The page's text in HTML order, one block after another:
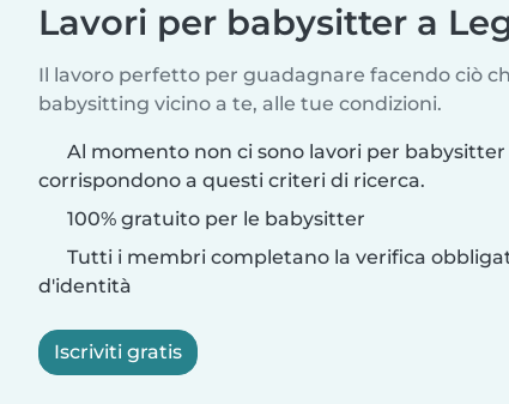
Lavori per babysitter a
Il lavoro perfetto per guadagnare facendo ciò
babysitting vicino a te, alle tue condizioni.
Al momento non ci sono lavori per
corrispondono a questi criteri di ricerca.
100% gratuito per le babysitter
Tutti i membri completano la verifica
d'identità
Iscriviti gratis